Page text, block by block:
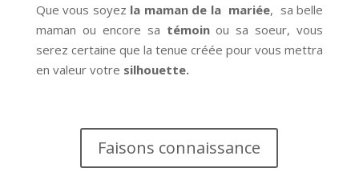
Que vous soyez la maman de la mariée, sa belle
maman ou encore sa témoinou sa soeur, vous
serez certaine que la tenue créée pour vous mettra
en valeur votre silhouette.
Faisons connaissance